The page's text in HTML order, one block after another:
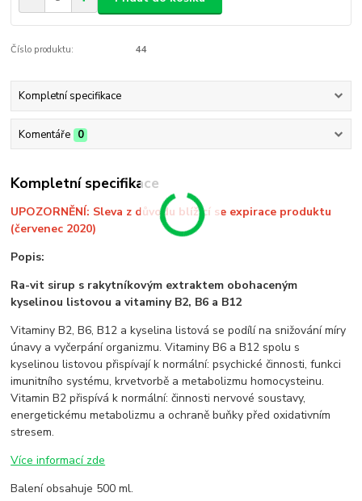
Číslo produktu: 44
Kompletní specifikace
Komentáře 0
Kompletní specifikace
UPOZORNĚNÍ: Sleva z důvodu blížící se expirace produktu
(červenec 2020)
Popis:
Ra-vit sirup s rakytníkovým extraktem obohaceným
kyselinou listovou a vitaminy B2, B6 a B12
Vitaminy B2, B6, B12 a kyselina listová se podílí na snižování míry
únavy a vyčerpání organizmu. Vitaminy B6 a B12 spolu s
kyselinou listovou přispívají k normální: psychické činnosti, funkci
imunitního systému, krvetvorbě a metabolizmu homocysteinu.
Vitamin B2 přispívá k normální: činnosti nervové soustavy,
energetickému metabolizmu a ochraně buňky před oxidativním
stresem.
Více informací zde
Balení obsahuje 500 ml.